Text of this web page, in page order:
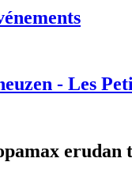
- Les
erudan